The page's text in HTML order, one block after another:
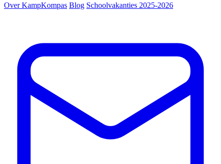
Over KampKompas Blog Schoolvakanties 2025-2026